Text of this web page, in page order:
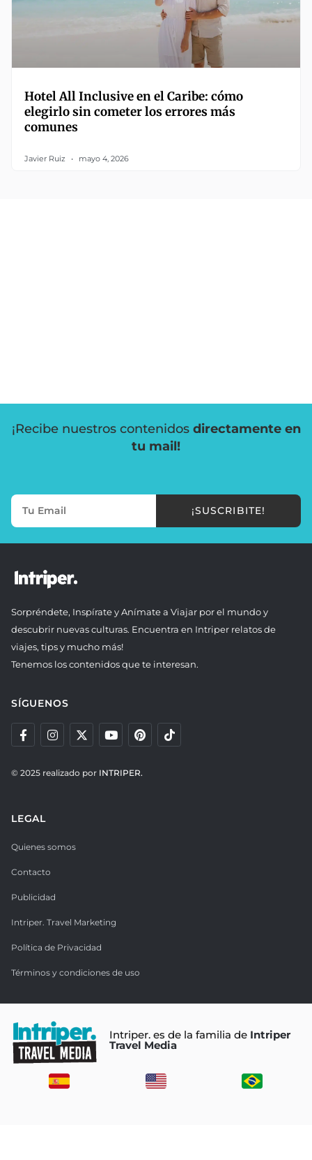
Hotel All Inclusive en el Caribe: cómo
elegirlo sin cometer los errores más
comunes
Javier Ruiz mayo 4, 2026
¡Recibe nuestros contenidos directamente en
tu mail!
¡SUSCRIBITE!
Sorpréndete, Inspírate y Anímate a Viajar por el mundo y
descubrir nuevas culturas. Encuentra en Intriper relatos de
viajes, tips y mucho más!
Tenemos los contenidos que te interesan.
SÍGUENOS
© 2025 realizado por INTRIPER.
LEGAL
Quienes somos
Contacto
Publicidad
Intriper. Travel Marketing
Política de Privacidad
Términos y condiciones de uso
Intriper. es de la familia de Intriper
Travel Media